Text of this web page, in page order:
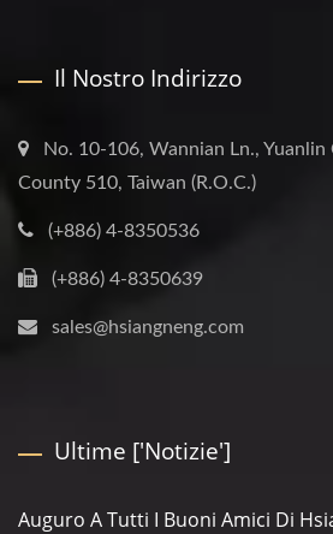
Il Nostro Indirizzo
No. 10-106, Wannian Ln., Yuanlin
County 510, Taiwan (R.O.C.)
(+886) 4-8350536
(+886) 4-8350639
sales@hsiangneng.com
Ultime ['Notizie']
Auguro A Tutti I Buoni Amici Di